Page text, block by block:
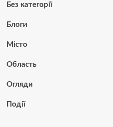
Без категорії
Блоги
Місто
Область
Огляди
Події